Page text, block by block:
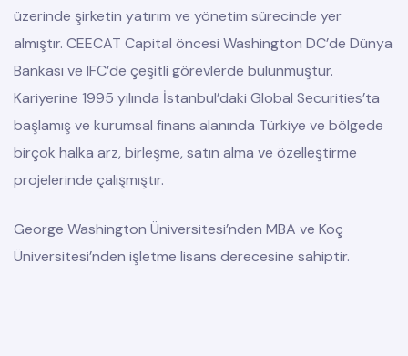
üzerinde şirketin yatırım ve yönetim sürecinde yer
almıştır. CEECAT Capital öncesi Washington DC’de Dünya
Bankası ve IFC’de çeşitli görevlerde bulunmuştur.
Kariyerine 1995 yılında İstanbul’daki Global Securities’ta
başlamış ve kurumsal finans alanında Türkiye ve bölgede
birçok halka arz, birleşme, satın alma ve özelleştirme
projelerinde çalışmıştır.
George Washington Üniversitesi’nden MBA ve Koç
Üniversitesi’nden işletme lisans derecesine sahiptir.